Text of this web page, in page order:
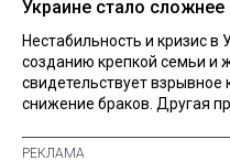
Украине стало сложнее
Нестабильность и кризис в
созданию крепкой семьи и
свидетельствует взрывное
снижение браков. Другая